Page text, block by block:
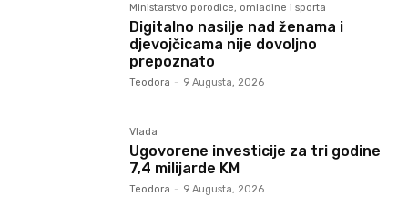
Ministarstvo porodice, omladine i sporta
Digitalno nasilje nad ženama i
djevojčicama nije dovoljno
prepoznato
Teodora - 9 Augusta, 2026
Vlada
Ugovorene investicije za tri godine
7,4 milijarde KM
Teodora - 9 Augusta, 2026